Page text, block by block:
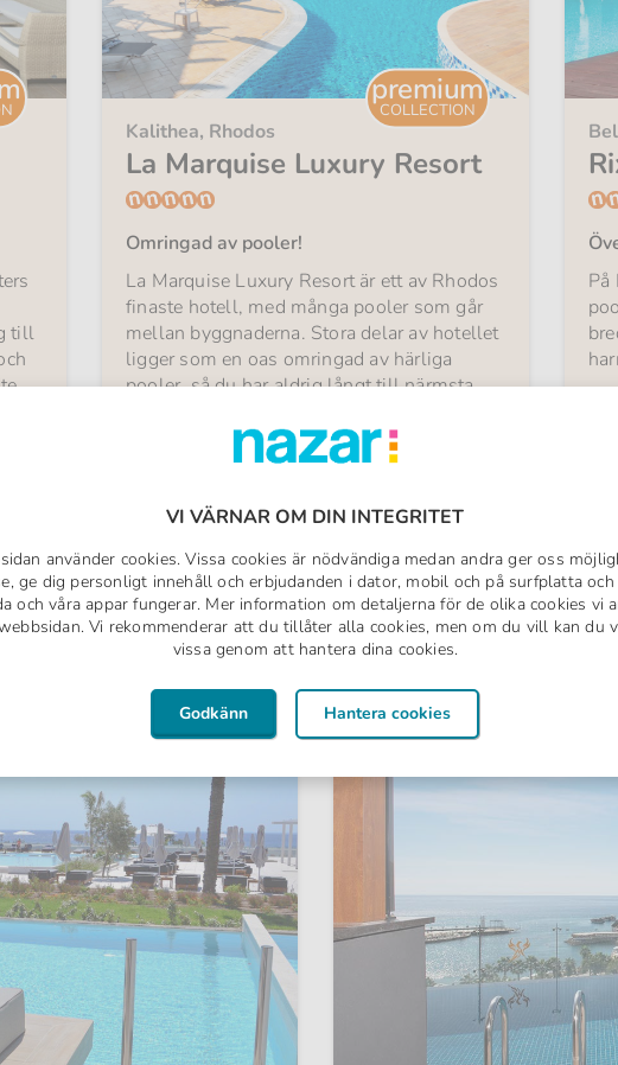
till
premium
COLLECTION
Kalithea, Rhodos
La Marquise Luxury Resort
Omringad av pooler!
La Marquise Luxury Resort är ett av Rhodos
finaste hotell, med många pooler som går
mellan byggnaderna. Stora delar av hotellet
ligger som en oas omringad av härliga
pooler, så du har aldrig långt till närmsta
svit med helt egen pool?
All Inclusive
1 vecka med flyg
Mer om hotellet
På
VI VÄRNAR OM DIN INTEGRITET
använder cookies. Vissa cookies är nödvändiga medan andra ger oss
ge dig personligt innehåll och erbjudanden i dator, mobil och på surfplatta
och våra appar fungerar. Mer information om detaljerna för de olika cookies vi
Vi rekommenderar att du tillåter alla cookies, men om du vill kan du
vissa genom att hantera dina cookies.
Godkänn Hantera cookies